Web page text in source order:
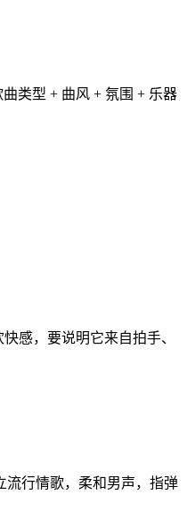
类型 + 曲风 + 氛围 + 乐器
感，要说明它来自拍手、
流行情歌，柔和男声，指弹